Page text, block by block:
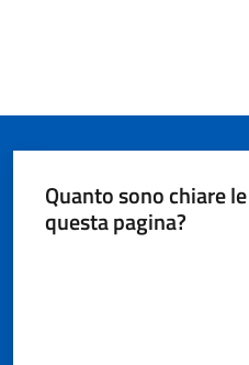
Quanto sono chiare
questa pagina?